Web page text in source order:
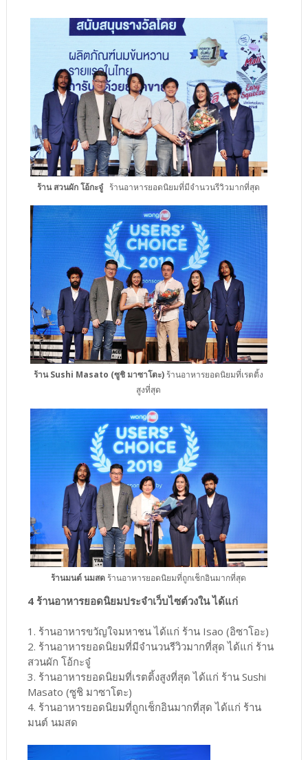
ร้าน สวนผัก โอ้กะจู๋ร้านอาหารยอดนิยมที่มีจำนวนรีวิวมากที่สุด
ร้าน Sushi Masato (ซูชิ มาซาโตะ) ร้านอาหารยอดนิยมที่เรตติ้ง
สูงที่สุด
ร้านมนต์ นมสด ร้านอาหารยอดนิยมที่ถูกเช็กอินมากที่สุด
4 ร้านอาหารยอดนิยมประจำเว็บไซต์วงใน ได้แก่
1. ร้านอาหารขวัญใจมหาชน ได้แก่ ร้าน Isao (อิซาโอะ)
2. ร้านอาหารยอดนิยมที่มีจำนวนรีวิวมากที่สุด ได้แก่ ร้าน
สวนผัก โอ้กะจู๋
3. ร้านอาหารยอดนิยมที่เรตติ้งสูงที่สุด ได้แก่ ร้าน Sushi
Masato (ซูชิ มาซาโตะ)
4. ร้านอาหารยอดนิยมที่ถูกเช็กอินมากที่สุด ได้แก่ ร้าน
มนต์ นมสด